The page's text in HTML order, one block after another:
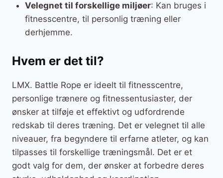
Velegnet til forskellige miljøer: Kan bruges i
fitnesscentre, til personlig træning eller
derhjemme.
Hvem er det til?
LMX. Battle Rope er ideelt til fitnesscentre,
personlige trænere og fitnessentusiaster, der
ønsker at tilføje et effektivt og udfordrende
redskab til deres træning. Det er velegnet til alle
niveauer, fra begyndere til erfarne atleter, og kan
tilpasses til forskellige træningsmål. Det er et
godt valg for dem, der ønsker at forbedre deres